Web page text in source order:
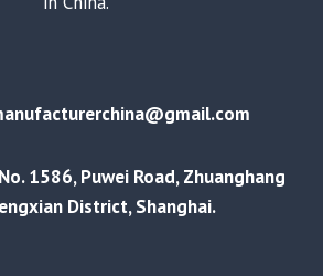
1586, Puwei Road, Zhuanghang
District, Shanghai.